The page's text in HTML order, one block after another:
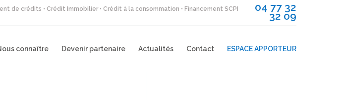
de crédits • Crédit Immobilier • Crédit à la consommation • Financement SCPI 04 77 32
32 09
connaître Devenir partenaire Actualités Contact ESPACE APPORTEUR